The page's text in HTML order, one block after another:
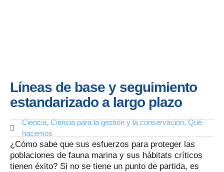
Líneas de base y seguimiento
estandarizado a largo plazo
Ciencia,Ciencia para la gestión y la conservación,Qué
hacemos
¿Cómo sabe que sus esfuerzos para proteger las
poblaciones de fauna marina y sus hábitats críticos
tienen éxito? Si no se tiene un punto de partida, es